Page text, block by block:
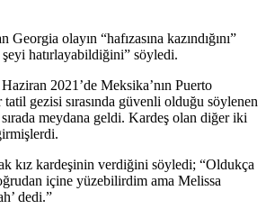
Georgia olayın “hafızasına kazındığını”
hatırlayabildiğini” söyledi.
2021’de Meksika’nın Puerto
gezisi sırasında güvenli olduğu söylenen
meydana geldi. Kardeş olan diğer iki
kız kardeşinin verdiğini söyledi; “Oldukça
içine yüzebilirdim ama Melissa
dedi.”